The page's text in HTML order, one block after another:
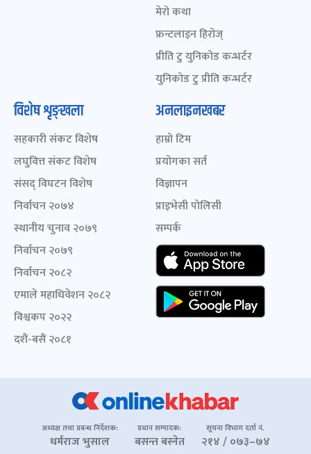
मेरो कथा
फ्रन्टलाइन हिरोज्
प्रीति टु युनिकोड कन्भर्टर
युनिकोड टु प्रीति कन्भर्टर
विशेष शृङ्खला
सहकारी संकट विशेष
लघुवित्त संकट विशेष
संसद् विघटन विशेष
निर्वाचन २०७४
स्थानीय चुनाव २०७९
निर्वाचन २०७९
निर्वाचन २०८२
एमाले महाधिवेशन २०८२
विश्वकप २०२२
दशैं-बसैं २०८१
अनलाइनखबर
हाम्रो टिम
प्रयोगका सर्त
विज्ञापन
प्राइभेसी पोलिसी
सम्पर्क
अध्यक्ष तथा प्रबन्ध निर्देशक:
धर्मराज भुसाल
प्रधान सम्पादक:
बसन्त बस्नेत
सूचना विभाग दर्ता नं.
२१४ / ०७३–७४